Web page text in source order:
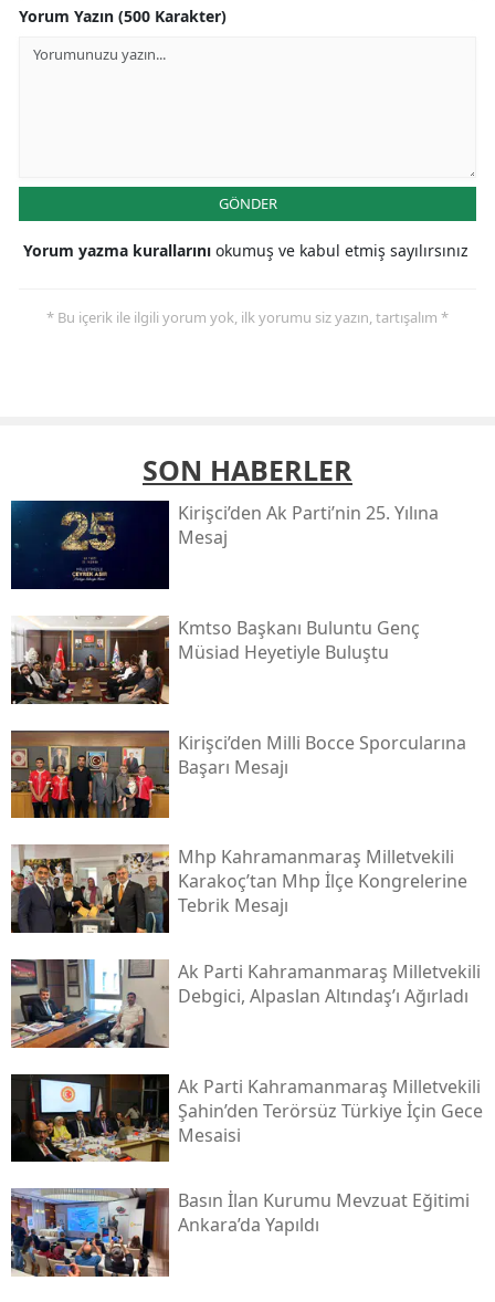
Yorum Yazın (500 Karakter)
GÖNDER
Yorum yazma kurallarını okumuş ve kabul etmiş sayılırsınız
* Bu içerik ile ilgili yorum yok, ilk yorumu siz yazın, tartışalım *
SON HABERLER
Kirişci’den Ak Parti’nin 25. Yılına
Mesaj
Kmtso Başkanı Buluntu Genç
Müsi̇ad Heyetiyle Buluştu
Kirişci’den Milli Bocce Sporcularına
Başarı Mesajı
Mhp Kahramanmaraş Milletvekili
Karakoç’tan Mhp İlçe Kongrelerine
Tebrik Mesajı
Ak Parti Kahramanmaraş Milletvekili
Debgici, Alpaslan Altındaş’ı Ağırladı
Ak Parti Kahramanmaraş Milletvekili
Şahin’den Terörsüz Türkiye İçin Gece
Mesaisi
Basın İlan Kurumu Mevzuat Eğitimi
Ankara’da Yapıldı